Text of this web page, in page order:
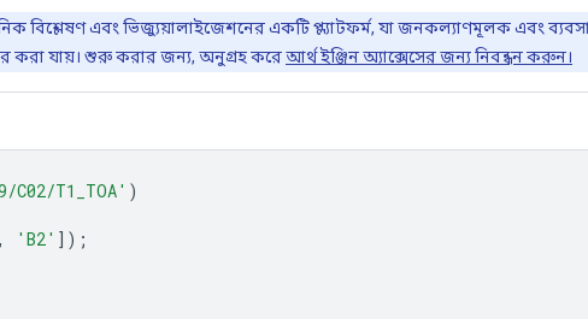
বিশ্লেষণ এবং ভিজ্যুয়ালাইজেশনের একটি প্ল্যাটফর্ম, যা জনকল্যাণমূলক এবং
করা যায়। শুরু করার জন্য, অনুগ্রহ করেআর্থ ইঞ্জিন অ্যাক্সেসের জন্য নিবন্ধন করুন।
C02/T1_TOA' )
, 'B2' ]);